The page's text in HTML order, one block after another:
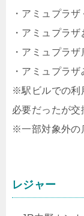
・アミュプラ
・アミュプラザ
・アミュプラ
・アミュプラザ
※駅ビルでの利
必要だったが交
※一部対象外の
レジャー